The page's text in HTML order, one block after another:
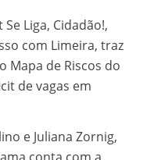
Liga, Cidadão!,
com Limeira, traz
Mapa de Riscos do
de vagas em
e Juliana Zornig,